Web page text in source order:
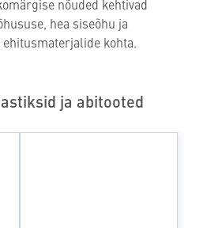
nõuded kehtivad
hea siseõhu ja
ehitusmaterjalide kohta.
ja abitooted